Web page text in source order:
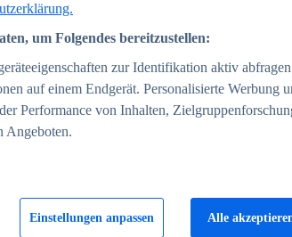
um Folgendes bereitzustellen:
zur Identifikation aktiv
auf einem Endgerät. Personalisierte Werbung
Performance von Inhalten,
Angeboten.
Einstellungen anpassen Alle